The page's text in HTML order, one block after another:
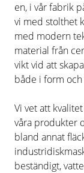
en, i vår fabrik
vi med stolthet
med modern
material från
vikt vid att
både i form
Vi vet att
våra produkter
bland annat
beständigt,